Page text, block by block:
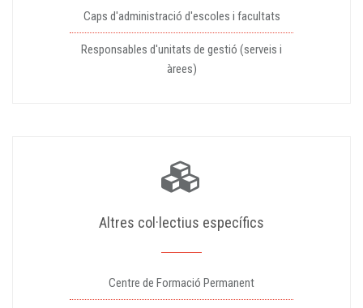
Caps d'administració d'escoles i facultats
Responsables d'unitats de gestió (serveis i
àrees)
Altres col·lectius específics
Centre de Formació Permanent